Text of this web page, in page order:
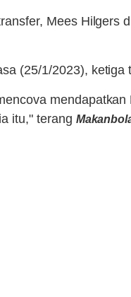
Mees Hilgers
(25/1/2023), ketiga
itu," terang